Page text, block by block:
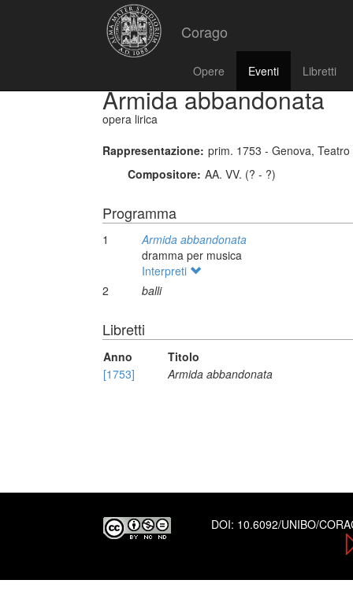
Corago
Opere Eventi Libretti
Armida abbandonata
opera lirica
Rappresentazione: prim. 1753 - Genova,
Compositore: AA. VV. (? - ?)
Programma
1
Armida abbandonata
dramma per musica
Interpreti
2
balli
Libretti
Anno
Titolo
[1753]
Armida abbandonata
DOI: 10.6092/UNIBO/